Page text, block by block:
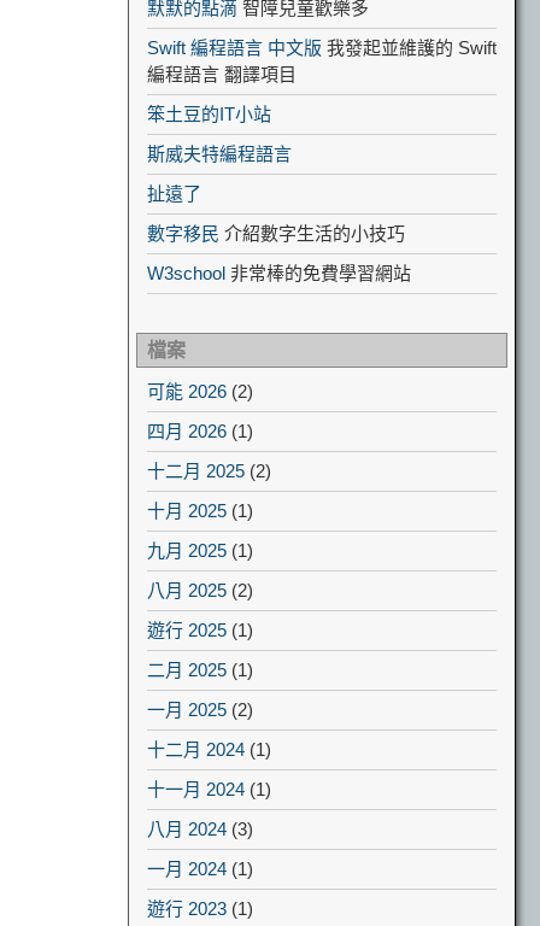
默默的點滴 智障兒童歡樂多
Swift 編程語言 中文版 我發起並維護的 Swift
編程語言 翻譯項目
笨土豆的IT小站
斯威夫特編程語言
扯遠了
數字移民 介紹數字生活的小技巧
W3school 非常棒的免費學習網站
檔案
可能 2026 (2)
四月 2026 (1)
十二月 2025 (2)
十月 2025 (1)
九月 2025 (1)
八月 2025 (2)
遊行 2025 (1)
二月 2025 (1)
一月 2025 (2)
十二月 2024 (1)
十一月 2024 (1)
八月 2024 (3)
一月 2024 (1)
遊行 2023 (1)